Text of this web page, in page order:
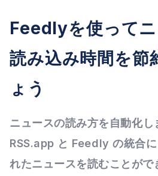
Feedlyを使って
読み込み時間を節
ょう
ニュースの読み方を自動化し
RSS.app と Feedly の統合に
れたニュースを読むことがで